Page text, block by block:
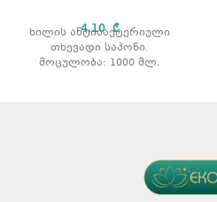
4,10₾
ხილის ანტიბაქტერიული
თხევადი საპონი.
მოცულობა: 1000 მლ.